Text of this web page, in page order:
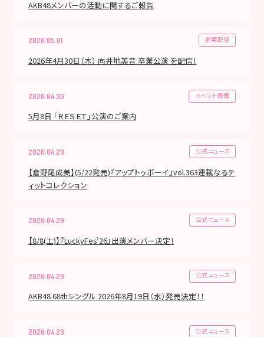
AKB48メンバーの活動に関するご報告
2026.05.01 劇場配信
2026年4月30日（木） 向井地美音 卒業公演 を配信！
2026.04.30 イベント情報
5月8日 「ＲＥＳＥＴ」公演のご案内
2026.04.29 公式ニュース
【倉野尾成美】(5/22発売)『アップトゥボーイ』vol.363連載なるテ
ィットコレクション
2026.04.29 公式ニュース
【8/8(土)】『LuckyFes’26』出演メンバー決定！
2026.04.29 公式ニュース
AKB48 68thシングル 2026年8月19日（水）発売決定！！
2026.04.29 公式ニュース